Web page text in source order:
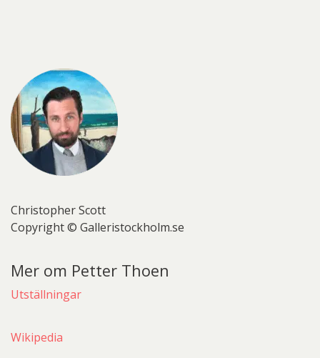
Christopher Scott
Copyright © Galleristockholm.se
Mer om Petter Thoen
Utställningar
Wikipedia